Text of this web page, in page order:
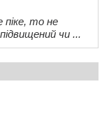
піке, то не
чи ...